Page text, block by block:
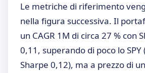
Le metriche di riferimento
nella figura successiva. Il
un CAGR 1M di circa 27 % con
0,11, superando di poco lo SPY
Sharpe 0,12), ma a prezzo di